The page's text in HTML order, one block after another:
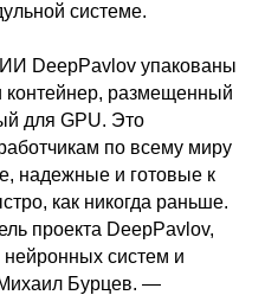
системе.
ИИ DeepPavlov упакованы
контейнер, размещенный
для GPU. Это
по всему миру
надежные и готовые к
как никогда раньше.
проекта DeepPavlov,
систем и
Бурцев. —